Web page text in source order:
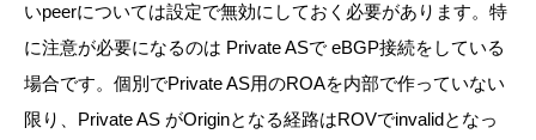
いpeerについては設定で無効にしておく必要があります。特
に注意が必要になるのは Private ASで eBGP接続をしている
場合です。個別でPrivate AS用のROAを内部で作っていない
限り、Private AS がOriginとなる経路はROVでinvalidとなっ